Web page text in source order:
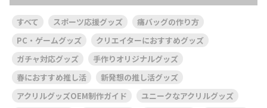
すべて スポーツ応援グッズ
痛バッグの作り方
PC・ゲームグッズ
クリエイターにおすすめグッズ
ガチャ対応グッズ
手作りオリジナルグッズ
春におすすめ推し活
新発想の推し活グッズ
アクリルグッズOEM制作ガイド
ユニークなアクリルグッズ